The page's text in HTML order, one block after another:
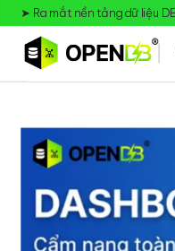
➤ Ra mắt nền tảng dữ liệu